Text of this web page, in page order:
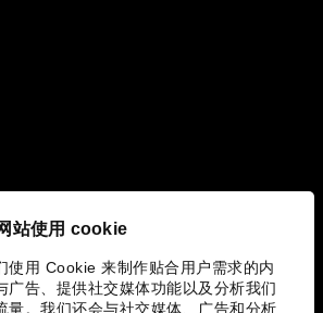
站使用 cookie
使用 Cookie 来制作贴合用户需求的内
广告、提供社交媒体功能以及分析我们
量。我们还会与社交媒体、广告和分析